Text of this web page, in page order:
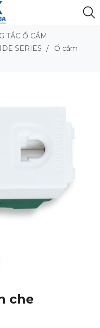
TẮC Ổ CẮM
SERIES /
Ổ cắm
che